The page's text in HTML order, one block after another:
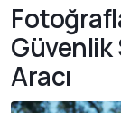
Güvenlik
Aracı